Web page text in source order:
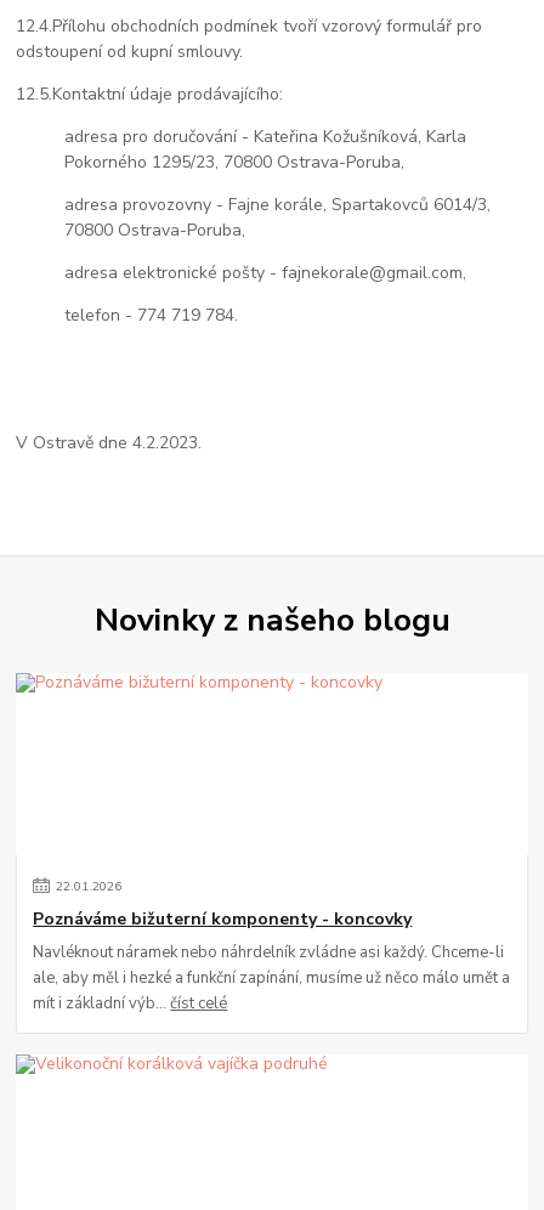
12.4.Přílohu obchodních podmínek tvoří vzorový formulář pro
odstoupení od kupní smlouvy.
12.5.Kontaktní údaje prodávajícího:
adresa pro doručování - Kateřina Kožušníková, Karla
Pokorného 1295/23, 70800 Ostrava-Poruba,
adresa provozovny - Fajne korále, Spartakovců 6014/3,
70800 Ostrava-Poruba,
adresa elektronické pošty - fajnekorale@gmail.com,
telefon - 774 719 784.
V Ostravě dne 4.2.2023.
Novinky z našeho blogu
22.01.2026
Poznáváme bižuterní komponenty - koncovky
Navléknout náramek nebo náhrdelník zvládne asi každý. Chceme-li
ale, aby měl i hezké a funkční zapínání, musíme už něco málo umět a
mít i základní výb...číst celé